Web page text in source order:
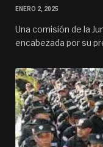
ENERO 2, 2025
Una comisión de la
encabezada por su